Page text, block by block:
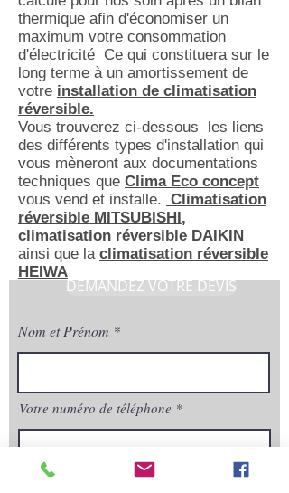
thermique afin d'économiser un
maximum votre consommation
d'électricité Ce qui constituera sur le
long terme à un amortissement de
votre installation de climatisation
réversible.
Vous trouverez ci-dessous les liens
des différents types d'installation qui
vous mèneront aux documentations
techniques que Clima Eco concept
vous vend et installe. Climatisation
réversible MITSUBISHI,
climatisation réversible DAIKIN
ainsi que la climatisation réversible
HEIWA
DEMANDEZ VOTRE DEVIS
Nom et Prénom
Votre numéro de téléphone
Quelques précisions